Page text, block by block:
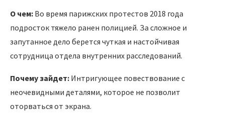
О чем: Во время парижских протестов 2018 года
подросток тяжело ранен полицией. За сложное и
запутанное дело берется чуткая и настойчивая
сотрудница отдела внутренних расследований.
Почему зайдет: Интригующее повествование с
неочевидными деталями, которое не позволит
оторваться от экрана.